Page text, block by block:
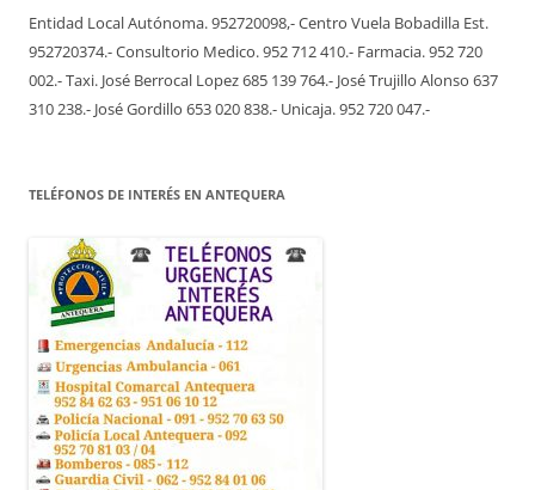
Entidad Local Autónoma. 952720098,- Centro Vuela Bobadilla Est.
952720374.- Consultorio Medico. 952 712 410.- Farmacia. 952 720
002.- Taxi. José Berrocal Lopez 685 139 764.- José Trujillo Alonso 637
310 238.- José Gordillo 653 020 838.- Unicaja. 952 720 047.-
TELÉFONOS DE INTERÉS EN ANTEQUERA